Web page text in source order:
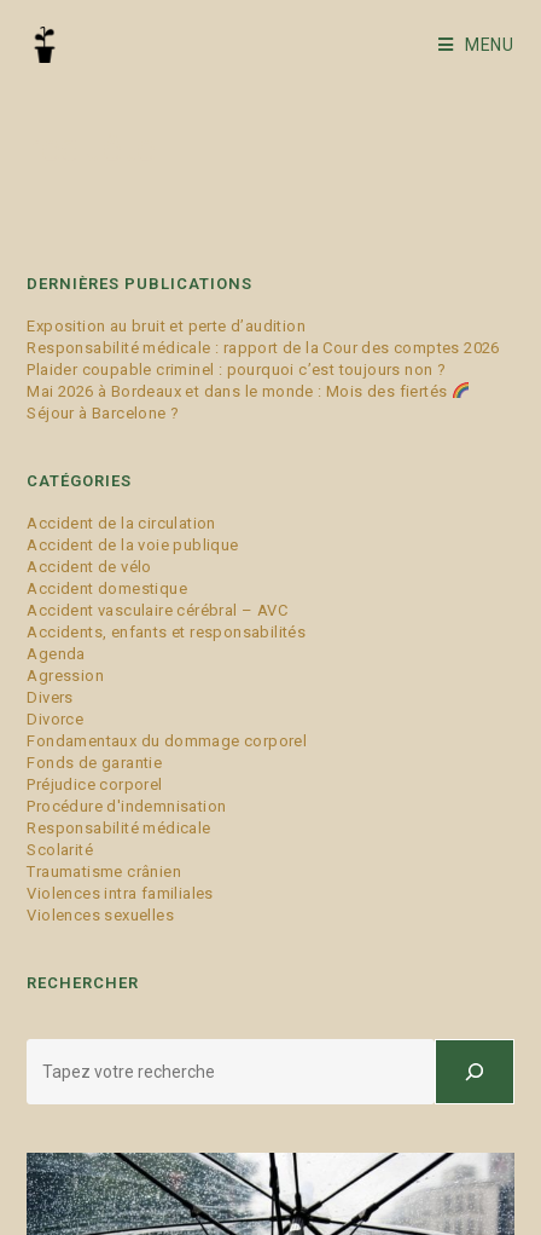
MENU
DERNIÈRES PUBLICATIONS
Exposition au bruit et perte d’audition
Responsabilité médicale : rapport de la Cour des comptes 2026
Plaider coupable criminel : pourquoi c’est toujours non ?
Mai 2026 à Bordeaux et dans le monde : Mois des fiertés
Séjour à Barcelone ?
CATÉGORIES
Accident de la circulation
Accident de la voie publique
Accident de vélo
Accident domestique
Accident vasculaire cérébral – AVC
Accidents, enfants et responsabilités
Agenda
Agression
Divers
Divorce
Fondamentaux du dommage corporel
Fonds de garantie
Préjudice corporel
Procédure d'indemnisation
Responsabilité médicale
Scolarité
Traumatisme crânien
Violences intra familiales
Violences sexuelles
RECHERCHER